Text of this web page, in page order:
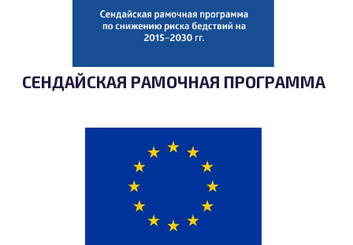
СЕНДАЙСКАЯ РАМОЧНАЯ ПРОГРАММА